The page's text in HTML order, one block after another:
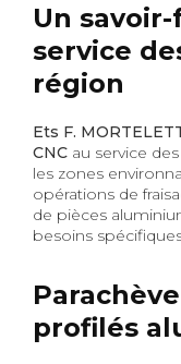
Un
service
région
Ets F.
CNC au service
les zones
opérations de
de pièces
besoins
profilés